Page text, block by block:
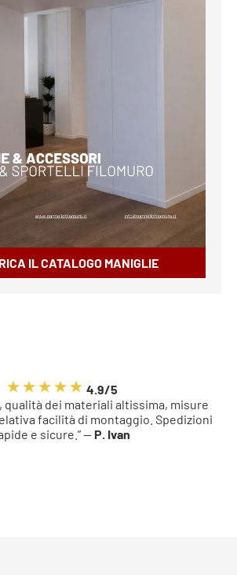
IL CATALOGO MANIGLIE
4.9/5
qualità dei materiali altissima, misure
facilità di montaggio. Spedizioni
e sicure.” — P. Ivan